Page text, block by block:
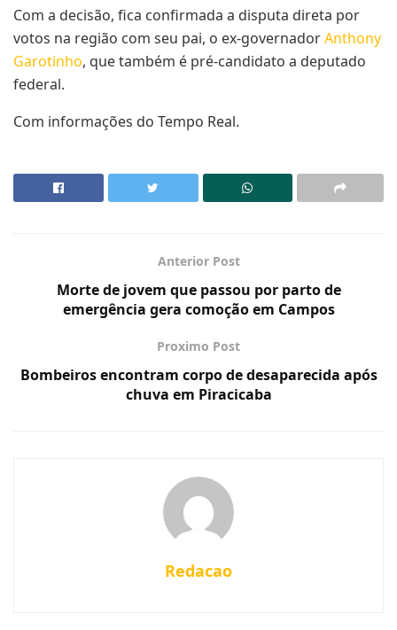
Com a decisão, fica confirmada a disputa direta por
votos na região com seu pai, o ex-governadorAnthony
Garotinho, que também é pré-candidato a deputado
federal.
Com informações do Tempo Real.
Anterior Post
Morte de jovem que passou por parto de
emergência gera comoção em Campos
Proximo Post
Bombeiros encontram corpo de desaparecida após
chuva em Piracicaba
Redacao